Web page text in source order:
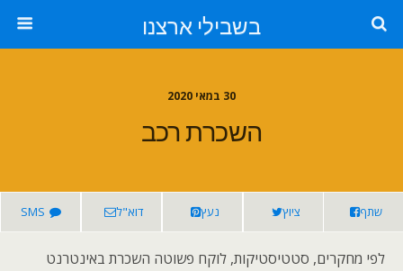
בשבילי ארצנו
30 במאי 2020
השכרת רכב
שתף ציוץ נעץ דוא"ל SMS
לפי מחקרים, סטטיסטיקות, לוקח פשוטה השכרת באינטרנט